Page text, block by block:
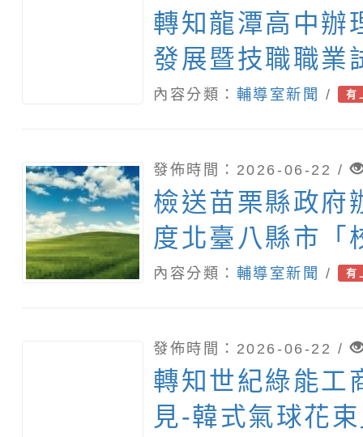
轉知龍潭高中辦
發展暨技職職業
根夏令營」
內容分類： 輔導室新聞 / 有
發佈時間：2026-06-22 /
檢送苗栗縣政府
度北臺八縣市「
徵選活動-情緒
助轉知並鼓勵學
參加。
內容分類： 輔導室新聞 / 有
發佈時間：2026-06-22 /
轉知世紀綠能工
見-韓式氣球花